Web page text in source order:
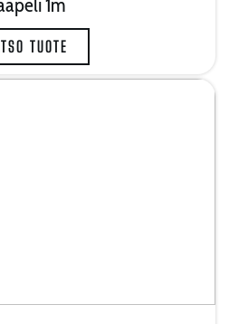
1m
TUOTE